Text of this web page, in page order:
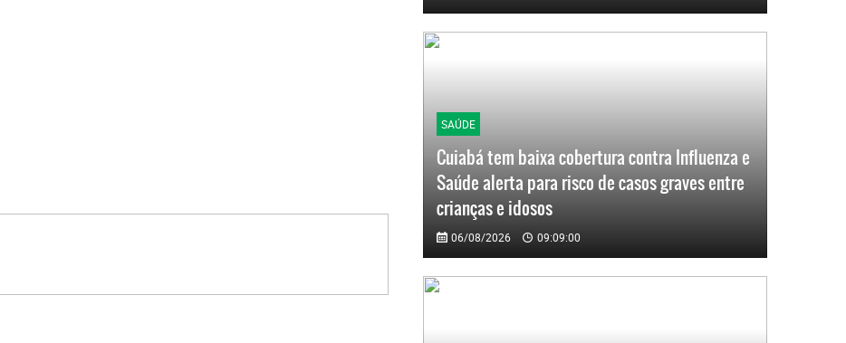
SAÚDE
Cuiabá tem baixa cobertura contra Influenza e
Saúde alerta para risco de casos graves entre
crianças e idosos
06/08/2026 09:09:00